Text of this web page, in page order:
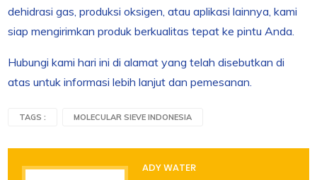
dehidrasi gas, produksi oksigen, atau aplikasi lainnya, kami
siap mengirimkan produk berkualitas tepat ke pintu Anda.
Hubungi kami hari ini di alamat yang telah disebutkan di
atas untuk informasi lebih lanjut dan pemesanan.
TAGS : MOLECULAR SIEVE INDONESIA
ADY WATER